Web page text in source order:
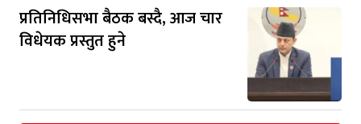
प्रतिनिधिसभा बैठक बस्दै, आज चार
विधेयक प्रस्तुत हुने